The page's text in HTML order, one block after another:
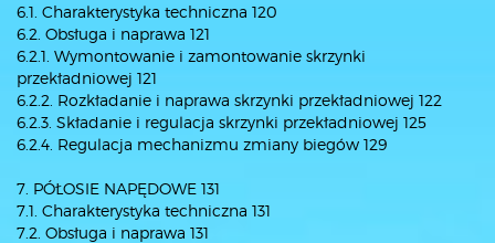
6.1. Charakterystyka techniczna 120
6.2. Obsługa i naprawa 121
6.2.1. Wymontowanie i zamontowanie skrzynki
przekładniowej 121
6.2.2. Rozkładanie i naprawa skrzynki przekładniowej 122
6.2.3. Składanie i regulacja skrzynki przekładniowej 125
6.2.4. Regulacja mechanizmu zmiany biegów 129
7. PÓŁOSIE NAPĘDOWE 131
7.1. Charakterystyka techniczna 131
7.2. Obsługa i naprawa 131